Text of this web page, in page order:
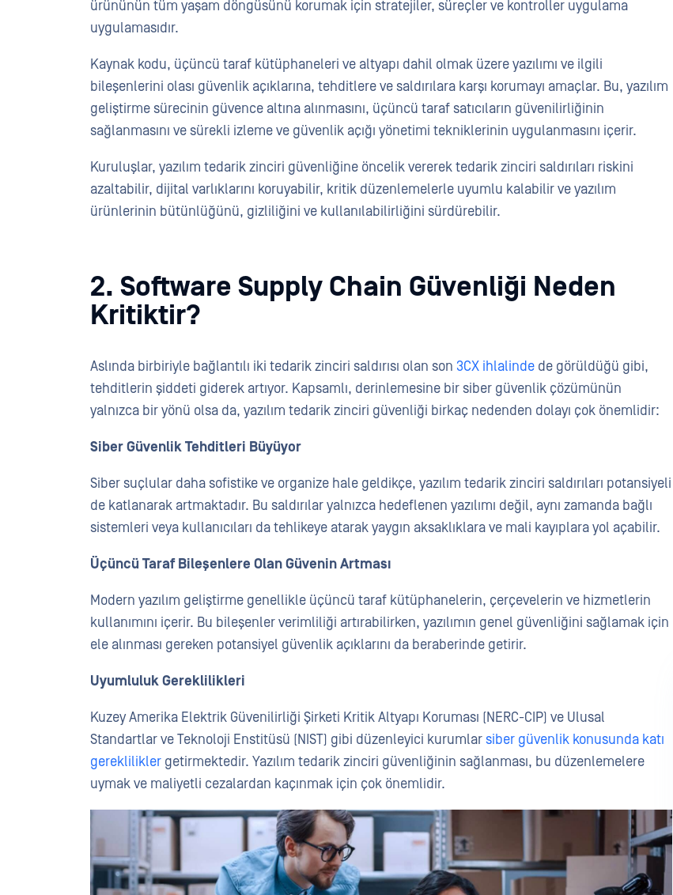
ürününün tüm yaşam döngüsünü korumak için stratejiler, süreçler ve kontroller uygulama
uygulamasıdır.
Kaynak kodu, üçüncü taraf kütüphaneleri ve altyapı dahil olmak üzere yazılımı ve ilgili
bileşenlerini olası güvenlik açıklarına, tehditlere ve saldırılara karşı korumayı amaçlar. Bu, yazılım
geliştirme sürecinin güvence altına alınmasını, üçüncü taraf satıcıların güvenilirliğinin
sağlanmasını ve sürekli izleme ve güvenlik açığı yönetimi tekniklerinin uygulanmasını içerir.
Kuruluşlar, yazılım tedarik zinciri güvenliğine öncelik vererek tedarik zinciri saldırıları riskini
azaltabilir, dijital varlıklarını koruyabilir, kritik düzenlemelerle uyumlu kalabilir ve yazılım
ürünlerinin bütünlüğünü, gizliliğini ve kullanılabilirliğini sürdürebilir.
2. Software Supply Chain Güvenliği Neden
Kritiktir?
Aslında birbiriyle bağlantılı iki tedarik zinciri saldırısı olan son 3CX ihlalinde de görüldüğü gibi,
tehditlerin şiddeti giderek artıyor. Kapsamlı, derinlemesine bir siber güvenlik çözümünün
yalnızca bir yönü olsa da, yazılım tedarik zinciri güvenliği birkaç nedenden dolayı çok önemlidir:
Siber Güvenlik Tehditleri Büyüyor
Siber suçlular daha sofistike ve organize hale geldikçe, yazılım tedarik zinciri saldırıları potansiyeli
de katlanarak artmaktadır. Bu saldırılar yalnızca hedeflenen yazılımı değil, aynı zamanda bağlı
sistemleri veya kullanıcıları da tehlikeye atarak yaygın aksaklıklara ve mali kayıplara yol açabilir.
Üçüncü Taraf Bileşenlere Olan Güvenin Artması
Modern yazılım geliştirme genellikle üçüncü taraf kütüphanelerin, çerçevelerin ve hizmetlerin
kullanımını içerir. Bu bileşenler verimliliği artırabilirken, yazılımın genel güvenliğini sağlamak için
ele alınması gereken potansiyel güvenlik açıklarını da beraberinde getirir.
Uyumluluk Gereklilikleri
Kuzey Amerika Elektrik Güvenilirliği Şirketi Kritik Altyapı Koruması (NERC-CIP) ve Ulusal
Standartlar ve Teknoloji Enstitüsü (NIST) gibi düzenleyici kurumlarsiber güvenlik konusunda katı
gereklilikler getirmektedir. Yazılım tedarik zinciri güvenliğinin sağlanması, bu düzenlemelere
uymak ve maliyetli cezalardan kaçınmak için çok önemlidir.